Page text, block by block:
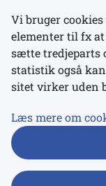
Links
Udgivelser
Vi bruger
elementer til fx
sætte tredjeparts
statistik også
sitet virker uden
Læs mere om